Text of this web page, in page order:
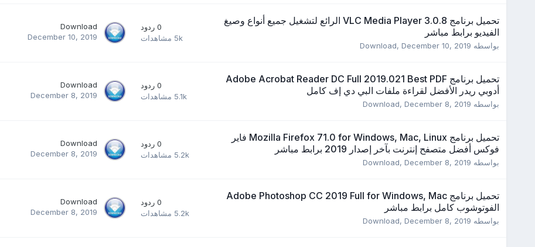
تحميل برنامج VLC Media Player 3.0.8 الرائع لتشغيل جميع أنواع وصيغ
الفيديو برابط مباشر
بواسطه Download,December 10, 2019
0 ردود
5k مشاهدات
Download
December 10, 2019
تحميل برنامج Adobe Acrobat Reader DC Full 2019.021 Best PDF
أدوبي ريدر الأفضل لقراءة ملفات البي دي إف كامل
بواسطه Download,December 8, 2019
0 ردود
5.1k مشاهدات
Download
December 8, 2019
تحميل برنامج Mozilla Firefox 71.0 for Windows, Mac, Linux فاير
فوكس أفضل متصفح إنترنت بآخر إصدار 2019 برابط مباشر
بواسطه Download,December 8, 2019
0 ردود
5.2k مشاهدات
Download
December 8, 2019
تحميل برنامج Adobe Photoshop CC 2019 Full for Windows, Mac
الفوتوشوب كامل برابط مباشر
بواسطه Download,December 8, 2019
0 ردود
5.2k مشاهدات
Download
December 8, 2019